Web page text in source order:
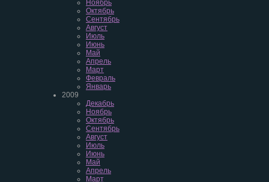
Ноябрь
Октябрь
Сентябрь
Август
Июль
Июнь
Май
Апрель
Март
Февраль
Январь
2009
Декабрь
Ноябрь
Октябрь
Сентябрь
Август
Июль
Июнь
Май
Апрель
Март